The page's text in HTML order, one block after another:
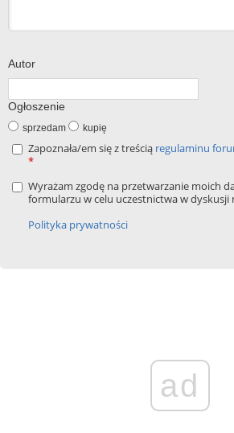
Autor
Ogłoszenie
sprzedam kupię
Zapoznała/em się z treścią regulaminu
*
Wyrażam zgodę na przetwarzanie moich
formularzu w celu uczestnictwa w dyskusji
Polityka prywatności
ad